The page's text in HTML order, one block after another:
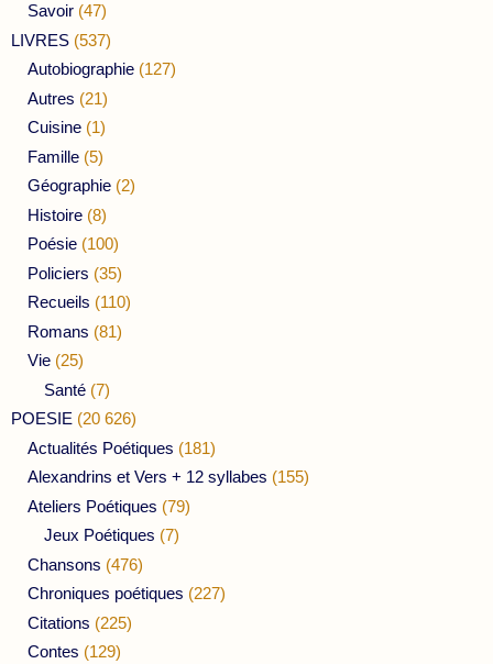
Savoir (47)
LIVRES (537)
Autobiographie (127)
Autres (21)
Cuisine (1)
Famille (5)
Géographie (2)
Histoire (8)
Poésie (100)
Policiers (35)
Recueils (110)
Romans (81)
Vie (25)
Santé (7)
POESIE (20 626)
Actualités Poétiques (181)
Alexandrins et Vers + 12 syllabes (155)
Ateliers Poétiques (79)
Jeux Poétiques (7)
Chansons (476)
Chroniques poétiques (227)
Citations (225)
Contes (129)